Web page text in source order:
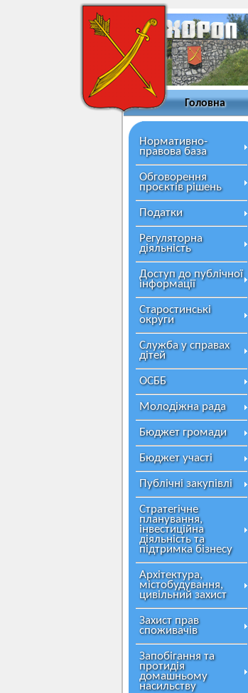
Головна
Нормативно-
правова база
Обговорення
проєктів рішень
Податки
Регуляторна
діяльність
Доступ до публічної
інформації
Старостинські
округи
Служба у справах
дітей
ОСББ
Молодіжна рада
Бюджет громади
Бюджет участі
Публічні закупівлі
Стратегічне
планування,
інвестиційна
діяльність та
підтримка бізнесу
Архітектура,
містобудування,
цивільний захист
Захист прав
споживачів
Запобігання та
протидія
домашньому
насильству